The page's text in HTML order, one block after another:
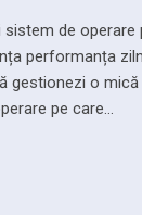
sistem de
performanța
gestionezi o
pe care…